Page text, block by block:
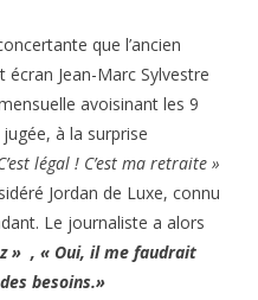
que l’ancien
Jean-Marc Sylvestre
avoisinant les 9
à la surprise
légal ! C’est ma retraite »
Jordan de Luxe, connu
Le journaliste a alors
» , « Oui, il me faudrait
besoins.»